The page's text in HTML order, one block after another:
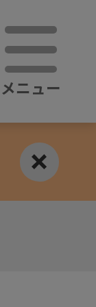
メニュー